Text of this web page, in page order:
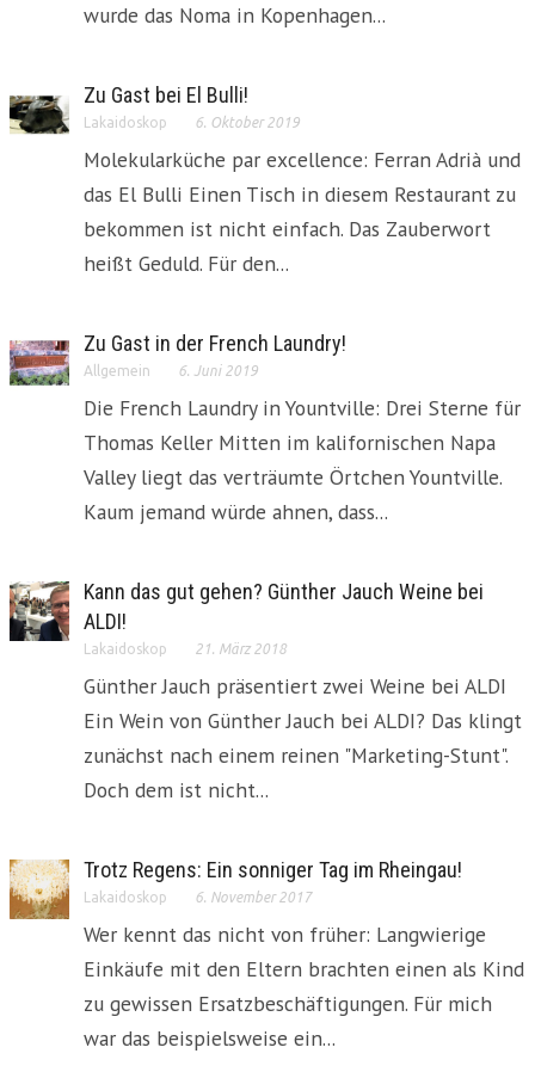
wurde das Noma in Kopenhagen...
Zu Gast bei El Bulli!
Lakaidoskop 6. Oktober 2019
Molekularküche par excellence: Ferran Adrià und
das El Bulli Einen Tisch in diesem Restaurant zu
bekommen ist nicht einfach. Das Zauberwort
heißt Geduld. Für den...
Zu Gast in der French Laundry!
Allgemein 6. Juni 2019
Die French Laundry in Yountville: Drei Sterne für
Thomas Keller Mitten im kalifornischen Napa
Valley liegt das verträumte Örtchen Yountville.
Kaum jemand würde ahnen, dass...
Kann das gut gehen? Günther Jauch Weine bei
ALDI!
Lakaidoskop 21. März 2018
Günther Jauch präsentiert zwei Weine bei ALDI
Ein Wein von Günther Jauch bei ALDI? Das klingt
zunächst nach einem reinen "Marketing-Stunt".
Doch dem ist nicht...
Trotz Regens: Ein sonniger Tag im Rheingau!
Lakaidoskop 6. November 2017
Wer kennt das nicht von früher: Langwierige
Einkäufe mit den Eltern brachten einen als Kind
zu gewissen Ersatzbeschäftigungen. Für mich
war das beispielsweise ein...